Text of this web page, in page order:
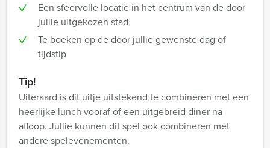
Een sfeervolle locatie in het centrum van de door
jullie uitgekozen stad
Te boeken op de door jullie gewenste dag of
tijdstip
Tip!
Uiteraard is dit uitje uitstekend te combineren met een
heerlijke lunch vooraf of een uitgebreid diner na
afloop. Jullie kunnen dit spel ook combineren met
andere spelevenementen.